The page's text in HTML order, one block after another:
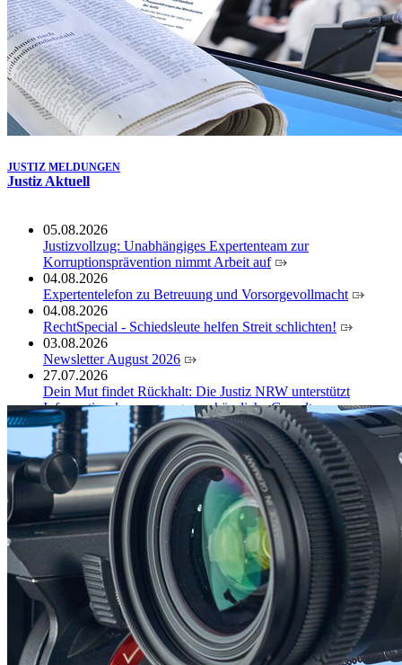
JUSTIZ MELDUNGEN
Justiz Aktuell
05.08.2026
Justizvollzug: Unabhängiges Expertenteam zur
Korruptionsprävention nimmt Arbeit auf
04.08.2026
Expertentelefon zu Betreuung und Vorsorgevollmacht
04.08.2026
RechtSpecial - Schiedsleute helfen Streit schlichten!
03.08.2026
Newsletter August 2026
27.07.2026
Dein Mut findet Rückhalt: Die Justiz NRW unterstützt
Informationskampagne gegen häusliche Gewalt
10.07.2026
Anerkennung für innovative Suizidpräventionsarbeit: JVA
Köln ausgezeichnet
14.07.2026
Justiz der Zukunft gemeinsam gestalten: Minister Limbach
zieht positive Bilanz des Projekts Zukunftswerkstatt Justiz
Nordrhein-Westfalen
01.07.2026
Newsletter Juli 2026
30.06.2026
288 Anwärterinnen und Anwärter des Jahrgangs 2024/2026
der Justizvollzugsschule NRW geehrt
30.06.2026
RechtSpecial - Schiedsleute helfen Streit schlichten!